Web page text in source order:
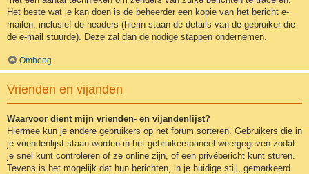
Het beste wat je kan doen is de beheerder een kopie van het bericht e-
mailen, inclusief de headers (hierin staan de details van de gebruiker die
de e-mail stuurde). Deze zal dan de nodige stappen ondernemen.
Omhoog
Vrienden en vijanden
Waarvoor dient mijn vrienden- en vijandenlijst?
Hiermee kun je andere gebruikers op het forum sorteren. Gebruikers die in
je vriendenlijst staan worden in het gebruikerspaneel weergegeven zodat
je snel kunt controleren of ze online zijn, of een privébericht kunt sturen.
Tevens is het mogelijk dat hun berichten, in je huidige stijl, gemarkeerd